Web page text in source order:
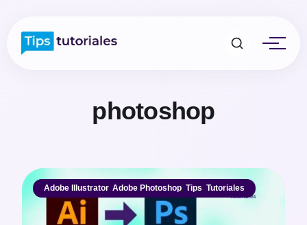
photoshop
Adobe Illustrator, Adobe Photoshop, Tips, Tutoriales